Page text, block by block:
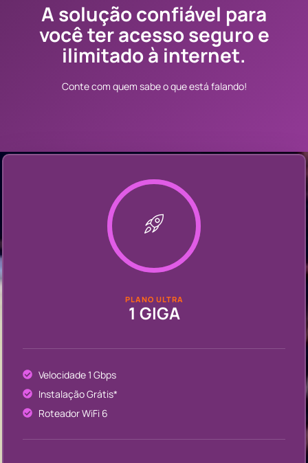
A solução confiável para
você ter acesso seguro e
ilimitado à internet.
Conte com quem sabe o que está falando!
PLANO ULTRA
1 GIGA
Velocidade 1 Gbps
Instalação Grátis*
Roteador WiFi 6